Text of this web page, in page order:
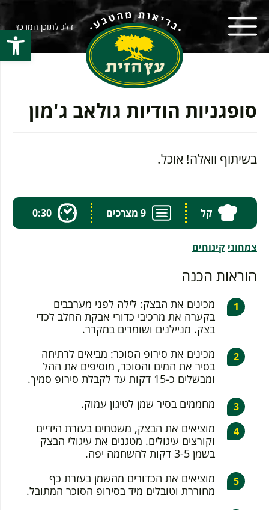
פתח
דלג לתוכן המרכזי
סופגניות הודיות גולאב ג'מון
בשיתוף וואלה! אוכל.
קל 9 מצרכים 0:30
צמחוני קינוחים
הוראות הכנה
מכינים את הבצק: לילה לפני מערבבים
בקערה את מרכיבי כדורי אבקת החלב לכדי
בצק. מניילנים ושומרים במקרר.
מכינים את סירופ הסוכר: מביאים לרתיחה
בסיר את המים והסוכר, מוסיפים את ההל
ומבשלים כ-15 דקות עד לקבלת סירופ סמיך.
מחממים בסיר שמן לטיגון עמוק.
מוציאים את הבצק, משטחים בעזרת הידיים
וקורצים עיגולים. מטגנים את עיגולי הבצק
בשמן 3-5 דקות להשחמה יפה.
מוציאים את הכדורים מהשמן בעזרת כף
מחוררת וטובלים מיד בסירופ הסוכר המתובל.